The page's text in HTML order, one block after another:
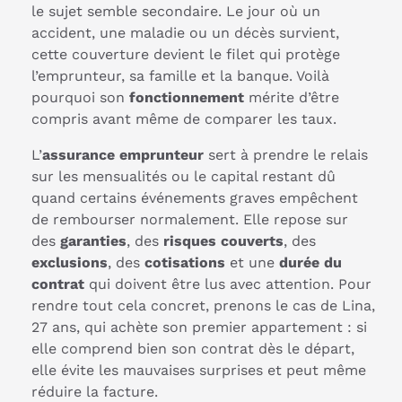
le sujet semble secondaire. Le jour où un
accident, une maladie ou un décès survient,
cette couverture devient le filet qui protège
l’emprunteur, sa famille et la banque. Voilà
pourquoi son fonctionnement mérite d’être
compris avant même de comparer les taux.
L’assurance emprunteur sert à prendre le relais
sur les mensualités ou le capital restant dû
quand certains événements graves empêchent
de rembourser normalement. Elle repose sur
des garanties, des risques couverts, des
exclusions, des cotisations et une durée du
contrat qui doivent être lus avec attention. Pour
rendre tout cela concret, prenons le cas de Lina,
27 ans, qui achète son premier appartement : si
elle comprend bien son contrat dès le départ,
elle évite les mauvaises surprises et peut même
réduire la facture.